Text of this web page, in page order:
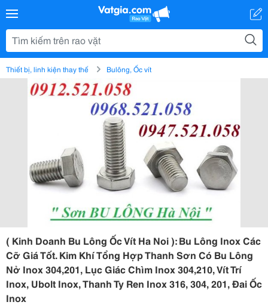
Thiết bị, linh kiện thay thế Bulông, Ốc vít
( Kinh Doanh Bu Lông Ốc Vít Ha Noi ): Bu Lông Inox Các
Cỡ Giá Tốt. Kim Khí Tổng Hợp Thanh Sơn Có Bu Lông
Nở Inox 304,201, Lục Giác Chìm Inox 304,210, Vít Trí
Inox, Ubolt Inox, Thanh Ty Ren Inox 316, 304, 201, Đai Ốc
Inox